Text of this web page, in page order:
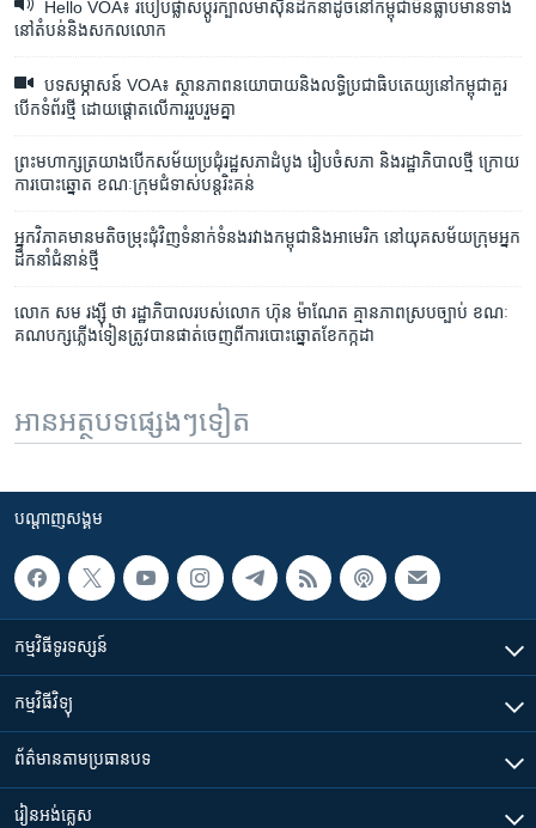
Hello VOA៖ របៀប​ផ្លាស់ប្តូរ​ក្បាល​ម៉ាស៊ីន​ដឹកនាំ​ដូច​នៅ​កម្ពុជា​មិនធ្លាប់​មាន​ទាំង​
នៅ​តំបន់​និង​សកលលោក
បទសម្ភាសន៍ VOA៖ ស្ថានភាព​នយោបាយ​និង​លទ្ធិប្រជាធិបតេយ្យ​នៅ​កម្ពុជា​គួរ​
បើក​ទំព័រ​ថ្មី​ ដោយ​ផ្តោត​លើ​ការរួបរួមគ្នា
ព្រះមហាក្សត្រ​យាង​បើក​សម័យ​ប្រជុំ​​រដ្ឋសភា​ដំបូង រៀបចំ​សភា និង​រដ្ឋាភិបាល​ថ្មី ក្រោយ​
ការបោះឆ្នោត ខណៈ​ក្រុម​ជំទាស់​បន្ត​រិះគន់
អ្នកវិភាគមាន​មតិ​ចម្រុះជុំវិញ​ទំនាក់ទំនងរវាង​កម្ពុជា​និង​អាមេរិក​ នៅ​យុគសម័យក្រុម​អ្នក​
ដឹកនាំ​ជំនាន់​​ថ្មី
លោក សម រង្ស៊ី ថា រដ្ឋាភិបាល​របស់​លោក ហ៊ុន ម៉ាណែត គ្មាន​ភាពស្របច្បាប់ ខណៈ​
គណបក្ស​ភ្លើងទៀន​ត្រូវបាន​ផាត់​ចេញពី​ការបោះឆ្នោត​ខែកក្កដា
អានអត្ថបទផ្សេងៗទៀត
បណ្តាញ​សង្គម
កម្មវិធី​ទូរទស្សន៍
កម្មវិធី​វិទ្យុ
ព័ត៌មាន​តាមប្រធានបទ​
រៀន​​អង់គ្លេស